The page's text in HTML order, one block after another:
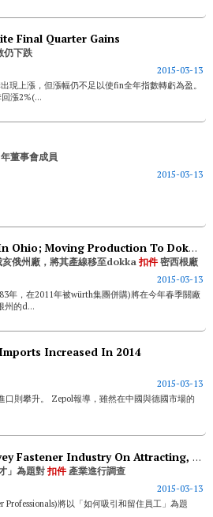
Final Quarter Gains
仍下跌
2015-03-13
現上漲，但漲幅仍不足以使fin全年指數轉虧為盈。
漲2%(...
董事會成員
2015-03-13
Würth Closing Cardinal In Ohio; Moving Production To Dokka In Michigan
亥俄州廠，將其產線移至dokka扣件密西根廠
2015-03-13
年，在2011年被würth集團併購)將在今年春季關廠
州的d...
Increased In 2014
2015-03-13
口則攀升。 Zepol報導，雖然在中國與德國市場的
New Association To Survey Fastener Industry On Attracting, Retaining Young Employees
」為題對扣件產業進行調查
2015-03-13
Professionals)將以「如何吸引和留住員工」為題